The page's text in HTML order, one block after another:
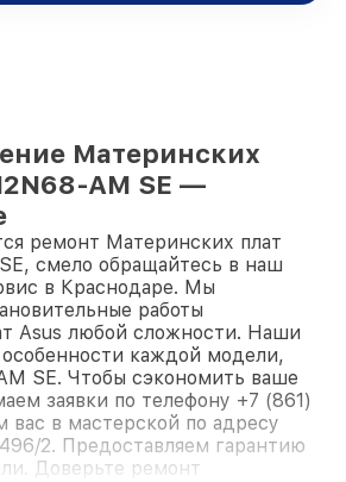
Материнских
AM SE —
ремонт Материнских плат
смело обращайтесь в наш
в Краснодаре. Мы
работы
Asus любой сложности. Наши
каждой модели,
SE. Чтобы сэкономить ваше
заявки по телефону +7 (861)
в мастерской по адресу
2. Предоставляем гарантию
Доверьте ремонт